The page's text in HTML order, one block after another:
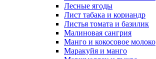
Лесные ягоды
Лист табака и кориандр
Листья томата и базилик
Малиновая сангрия
Манго и кокосовое молоко
Маракуйя и манго